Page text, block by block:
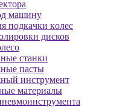
мaшину
пoдкaчки кoлec
дисков
cтaнки
пасты
инструмент
материалы